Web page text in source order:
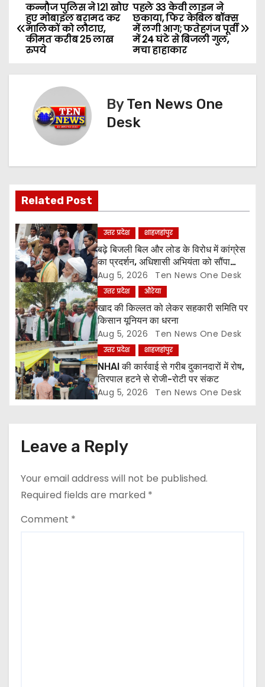
P
o
v
i
g
a
t
i
o
n
पहले 33 केवी लाइन ने
छकाया, फिर केबिल बॉक्स
में लगी आग; फतेहगंज पूर्वी
में 24 घंटे से बिजली गुल,
मचा हाहाकार
कन्नौज पुलिस ने 121 खोए
हुए मोबाइल बरामद कर
मालिकों को लौटाए,
कीमत करीब 25 लाख
रुपये
ByTen News One
Desk
Related Post
उत्तर प्रदेश शाहजहांपुर
बढ़े बिजली बिल और लोड के विरोध में कांग्रेस
का प्रदर्शन, अधिशासी अभियंता को सौंपा
ज्ञापन
Aug 5, 2026 Ten News One Desk
उत्तर प्रदेश औरेया
खाद की किल्लत को लेकर सहकारी समिति पर
किसान यूनियन का धरना
Aug 5, 2026 Ten News One Desk
उत्तर प्रदेश शाहजहांपुर
NHAI की कार्रवाई से गरीब दुकानदारों में रोष,
तिरपाल हटने से रोजी-रोटी पर संकट
Aug 5, 2026 Ten News One Desk
Leave a Reply
Your email address will not be published.
Required fields are marked *
Comment *